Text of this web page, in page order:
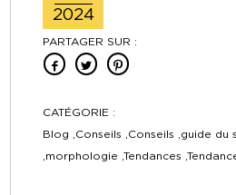
2024
PARTAGER SUR :
CATÉGORIE :
Blog ,Conseils ,Conseils ,guide du
,morphologie ,Tendances